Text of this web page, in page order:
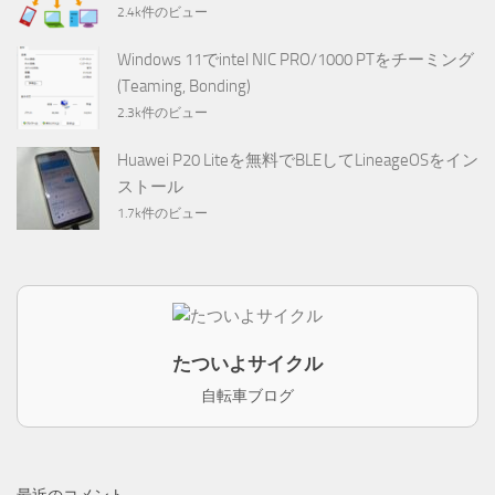
2.4k件のビュー
Windows 11でintel NIC PRO/1000 PTをチーミング
(Teaming, Bonding)
2.3k件のビュー
Huawei P20 Liteを無料でBLEしてLineageOSをイン
ストール
1.7k件のビュー
たついよサイクル
自転車ブログ